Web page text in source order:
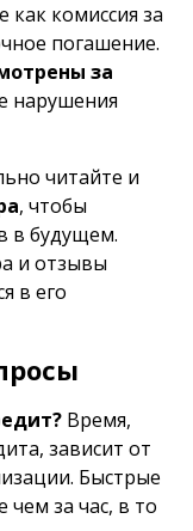
комиссия за
погашение.
за
нарушения
читайте и
, чтобы
в будущем.
и отзывы
в его
Время,
зависит от
Быстрые
за час, в то